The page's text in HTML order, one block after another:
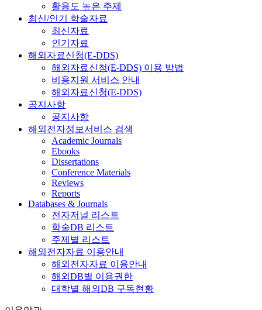
활용도 높은 주제
최신/인기 학술자료
최신자료
인기자료
해외자료신청(E-DDS)
해외자료신청(E-DDS) 이용 방법
비용지원 서비스 안내
해외자료신청(E-DDS)
공지사항
공지사항
해외전자정보서비스 검색
Academic Journals
Ebooks
Dissertations
Conference Materials
Reviews
Reports
Databases & Journals
전자저널 리스트
학술DB 리스트
주제별 리스트
해외전자자료 이용안내
해외전자자료 이용안내
해외DB별 이용권한
대학별 해외DB 구독현황